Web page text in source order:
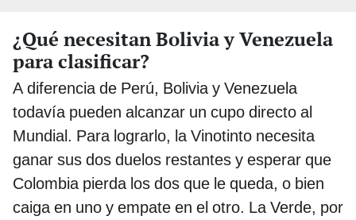
¿Qué necesitan Bolivia y Venezuela
para clasificar?
A diferencia de Perú, Bolivia y Venezuela
todavía pueden alcanzar un cupo directo al
Mundial. Para lograrlo, la Vinotinto necesita
ganar sus dos duelos restantes y esperar que
Colombia pierda los dos que le queda, o bien
caiga en uno y empate en el otro. La Verde, por